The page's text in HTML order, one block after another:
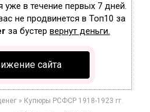
уже в течение первых 7 дней.
не продвинется в Топ10 за
за бустер вернут деньги.
сайта
» Купюры РСФСР 1918-1923 гг.